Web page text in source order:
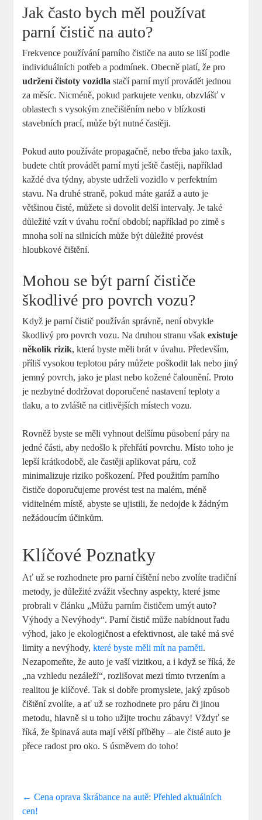
Jak často bych měl používat
parní čistič na auto?
Frekvence používání parního čističe na auto se liší podle
individuálních potřeb a podmínek. Obecně platí, že pro
udržení čistoty vozidla stačí parní mytí provádět jednou
za měsíc. Nicméně, pokud parkujete venku, obzvlášť v
oblastech s vysokým znečištěním nebo v blízkosti
stavebních prací, může být nutné častěji.
Pokud auto používáte propagačně, nebo třeba jako taxík,
budete chtít provádět parní mytí ještě častěji, například
každé dva týdny, abyste udrželi vozidlo v perfektním
stavu. Na druhé straně, pokud máte garáž a auto je
většinou čisté, můžete si dovolit delší intervaly. Je také
důležité vzít v úvahu roční období; například po zimě s
mnoha solí na silnicích může být důležité provést
hloubkové čištění.
Mohou se být parní čističe
škodlivé pro povrch vozu?
Když je parní čistič používán správně, není obvykle
škodlivý pro povrch vozu. Na druhou stranu všakexistuje
několik rizik, která byste měli brát v úvahu. Především,
příliš vysokou teplotou páry můžete poškodit lak nebo jiný
jemný povrch, jako je plast nebo kožené čalounění. Proto
je nezbytné dodržovat doporučené nastavení teploty a
tlaku, a to zvláště na citlivějších místech vozu.
Rovněž byste se měli vyhnout delšímu působení páry na
jedné části, aby nedošlo k přehřátí povrchu. Místo toho je
lepší krátkodobě, ale častěji aplikovat páru, což
minimalizuje riziko poškození. Před použitím parního
čističe doporučujeme provést test na malém, méně
viditelném místě, abyste se ujistili, že nedojde k žádným
nežádoucím účinkům.
Klíčové Poznatky
Ať už se rozhodnete pro parní čištění nebo zvolíte tradiční
metody, je důležité zvážit všechny aspekty, které jsme
probrali v článku „Můžu parním čističem umýt auto?
Výhody a Nevýhody“. Parní čistič může nabídnout řadu
výhod, jako je ekologičnost a efektivnost, ale také má své
limity a nevýhody,které byste měli mít na paměti.
Nezapomeňte, že auto je vaší vizitkou, a i když se říká, že
„na vzhledu nezáleží“, rozlišovat mezi tímto tvrzením a
realitou je klíčové. Tak si dobře promyslete, jaký způsob
čištění zvolíte, a ať už se rozhodnete pro páru či jinou
metodu, hlavně si u toho užijte trochu zábavy! Vždyť se
říká, že špinavá auta mají větší příběhy – ale čisté auto je
přece radost pro oko. S úsměvem do toho!
← Cena oprava škrábance na autě: Přehled aktuálních
cen!